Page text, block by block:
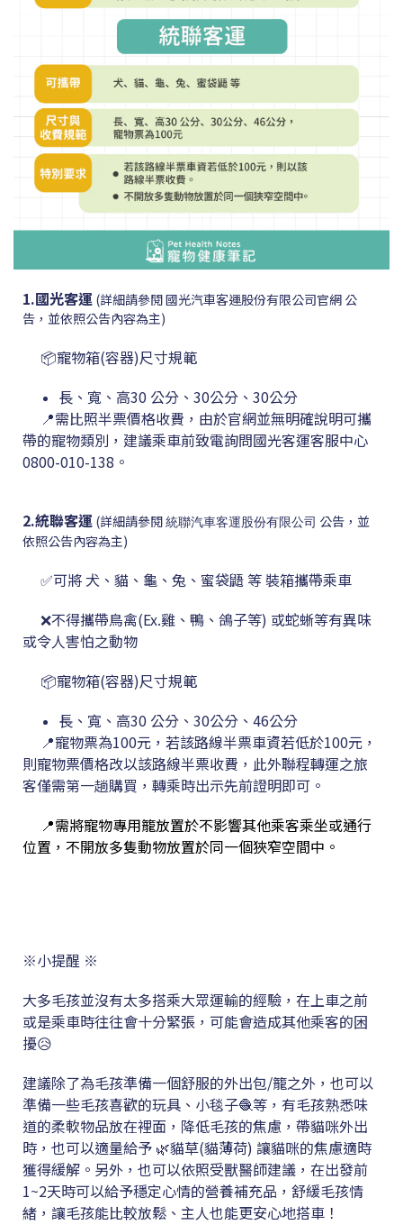
1.國光客運 (詳細請參閱國光汽車客運股份有限公司官網 公
告，並依照公告內容為主)
📦寵物箱(容器)尺寸規範
長、寬、高30 公分、30公分、30公分
📍需比照半票價格收費 ，由於官網並無明確說明可攜
帶的寵物類別 ， 建議乘車前致電詢問國光客運客服中心
0800-010-138。
2.統聯客運 (詳細請參閱統聯汽車客運股份有限公司 公告，並
依照公告內容為主)
✅可將 犬、貓、龜、兔、 蜜袋鼯 等裝箱攜帶乘車
❌不得攜帶鳥禽(Ex.雞、鴨、鴿子等) 或蛇蜥等有異味
或令人害怕之動物
📦寵物箱(容器)尺寸規範
長、寬、高30 公分、30公分、46公分
📍寵物票為100元 ，若該路線半票車資若低於100元，
則寵物票價格改以該路線半票收費，此外聯程轉運之旅
客僅需第一趟購買，轉乘時出示先前證明即可。
📍需將寵物專用籠放置於不影響其他乘客乘坐或通行
位置，不開放多隻動物放置於同一個狹窄空間中。
※小提醒 ※
大多毛孩並沒有太多搭乘大眾運輸的經驗，在上車之前
或是乘車時往往會十分緊張，可能會造成其他乘客的困
擾😥
建議除了為毛孩準備一個舒服的外出包/籠之外，也可以
準備一些毛孩喜歡的玩具、小毯子🧶等，有毛孩熟悉味
道的柔軟物品放在裡面，降低毛孩的焦慮 ， 帶貓咪外出
時，也可以適量給予 🌿貓草(貓薄荷) 讓貓咪的焦慮適時
獲得緩解。 另外，也可以依照受獸醫師建議，在出發前
1~2天時可以給予穩定心情的營養補充品，舒緩毛孩情
緒，讓毛孩能比較放鬆、主人也能更安心地搭車！